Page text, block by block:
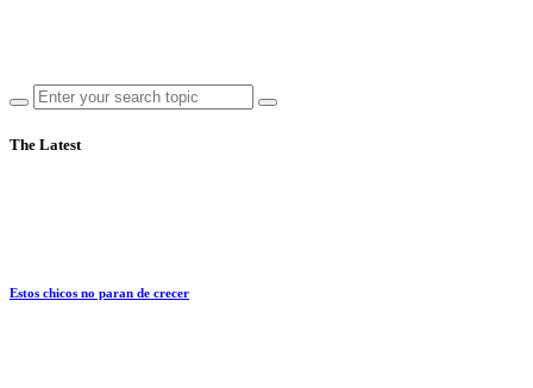
The Latest
Estos chicos no paran de crecer